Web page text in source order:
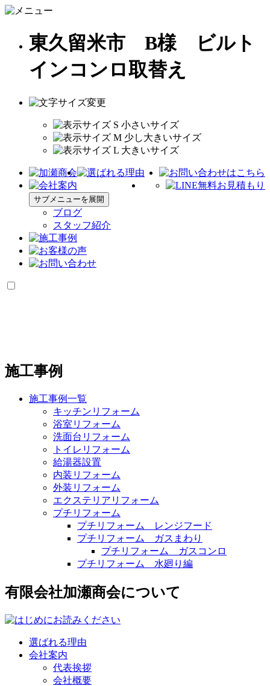
東久留米市 B様 ビルト
インコンロ取替え
サブメニューを展開
ブログ
スタッフ紹介
施工事例
施工事例一覧
キッチンリフォーム
浴室リフォーム
洗面台リフォーム
トイレリフォーム
給湯器設置
内装リフォーム
外装リフォーム
エクステリアリフォーム
プチリフォーム
プチリフォーム レンジフード
プチリフォーム ガスまわり
プチリフォーム ガスコンロ
プチリフォーム 水廻り編
有限会社加瀬商会について
選ばれる理由
会社案内
代表挨拶
会社概要